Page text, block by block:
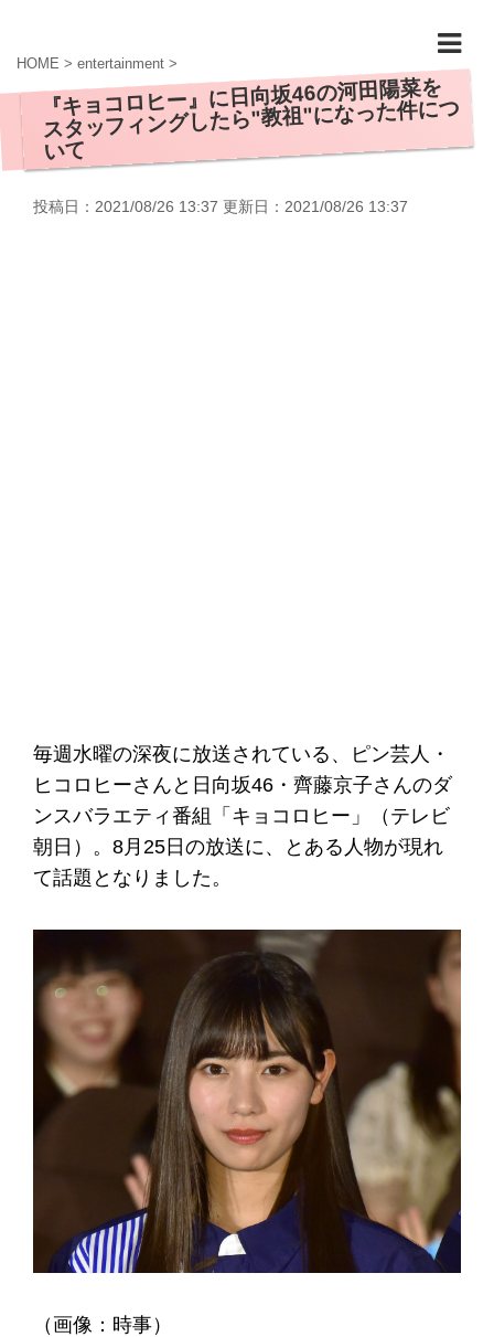
HOME > entertainment >
『キョコロヒー』に日向坂46の河田陽菜を
スタッフィングしたら"教祖"になった件につ
いて
投稿日：2021/08/26 13:37 更新日： 2021/08/26 13:37
毎週水曜の深夜に放送されている、ピン芸人・
ヒコロヒーさんと日向坂46・齊藤京子さんのダ
ンスバラエティ番組「キョコロヒー」（テレビ
朝日）。8月25日の放送に、とある人物が現れ
て話題となりました。
（画像：時事）